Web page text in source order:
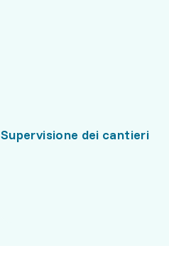
Supervisione dei cantieri